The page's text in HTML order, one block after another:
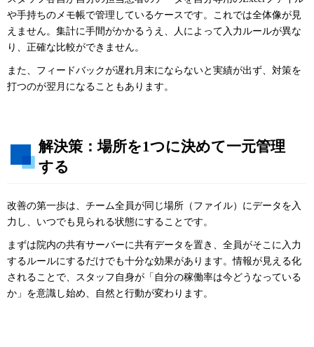
や手持ちのメモ帳で管理しているケースです。これでは全体像が見
えません。集計に手間がかかるうえ、人によって入力ルールが異な
り、正確な比較ができません。
また、フィードバックが遅れ月末にならないと実績が出ず、対策を
打つのが翌月になることもあります。
解決策：場所を1つに決めて一元管理
する
改善の第一歩は、チーム全員が同じ場所（ファイル）にデータを入
力し、いつでも見られる状態にすることです。
まずは院内の共有サーバーに共有データを置き、全員がそこに入力
するルールにするだけでも十分な効果があります。情報が見える化
されることで、スタッフ自身が「自分の稼働率は今どうなっている
か」を意識し始め、自然と行動が変わります。